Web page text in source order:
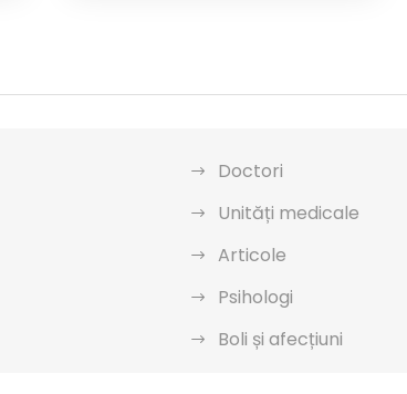
Doctori
Unități medicale
Articole
Psihologi
Boli și afecțiuni